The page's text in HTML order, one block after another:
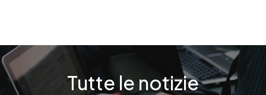
Tutte le notizie